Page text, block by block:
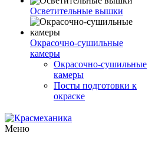
Осветительные вышки
Окрасочно-сушильные
камеры
Окрасочно-сушильные
камеры
Посты подготовки к
окраске
Меню